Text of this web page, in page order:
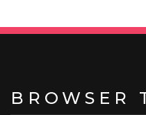
BROWSER